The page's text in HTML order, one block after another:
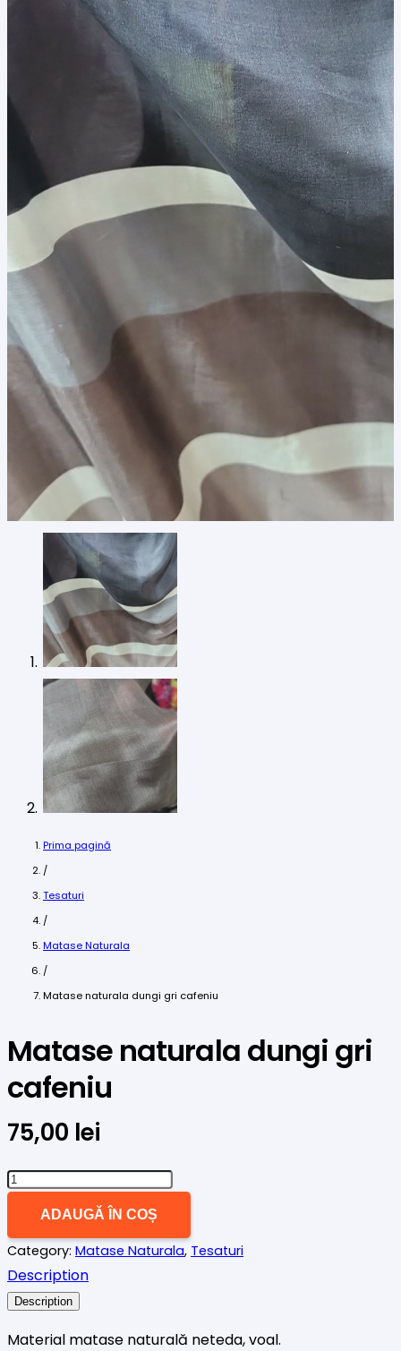
Prima pagină
/
Tesaturi
/
Matase Naturala
/
Matase naturala dungi gri cafeniu
Matase naturala dungi gri
cafeniu
75,00 lei
Cantitate
dungi
gri
cafeniu
ADAUGĂ ÎN COȘ
Category: Matase Naturala, Tesaturi
Description
Description
Material matase naturală neteda, voal.